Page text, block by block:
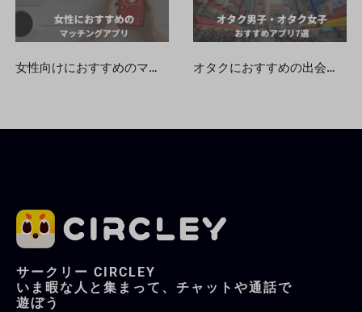
女性向けにおすすめのマッチングアプリ！安全・無料で出会える人気婚活アプリを徹底比較【初心者向け】 オタクにおすすめの出会いマッチングアプリ8選を徹底解説
サークリー CIRCLEY
いま暇な人と集まって、チャットや通話で
遊ぼう